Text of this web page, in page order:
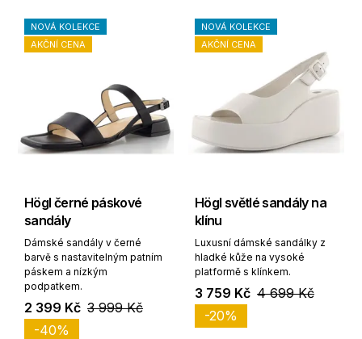
NOVÁ KOLEKCE
AKČNÍ CENA
Högl černé páskové
sandály
Dámské sandály v černé
barvě s nastavitelným patním
páskem a nízkým
podpatkem.
2 399 Kč 3 999 Kč
-40%
NOVÁ KOLEKCE
AKČNÍ CENA
Högl světlé sandály na
klínu
Luxusní dámské sandálky z
hladké kůže na vysoké
platformě s klínkem.
3 759 Kč 4 699 Kč
-20%